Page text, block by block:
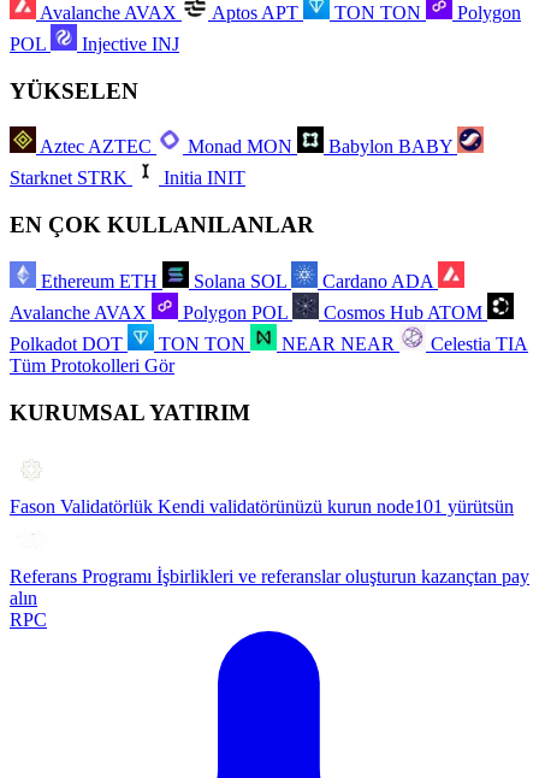
Avalanche AVAX Aptos APT TON TON
Polygon
POL
Injective INJ
YÜKSELEN
AztecAZTEC Monad MON Babylon BABY
Starknet STRK Initia INIT
EN ÇOK KULLANILANLAR
Ethereum ETH Solana SOL Cardano ADA
Avalanche AVAX Polygon POL Cosmos Hub ATOM
Polkadot DOT TON TON NEAR NEAR Celestia TIA
Tüm Protokolleri Gör
KURUMSAL YATIRIM
Fason Validatörlük Kendi validatörünüzü kurun node101 yürütsün
Referans Programı İşbirlikleri ve referanslar oluşturun kazançtan pay
alın
RPC